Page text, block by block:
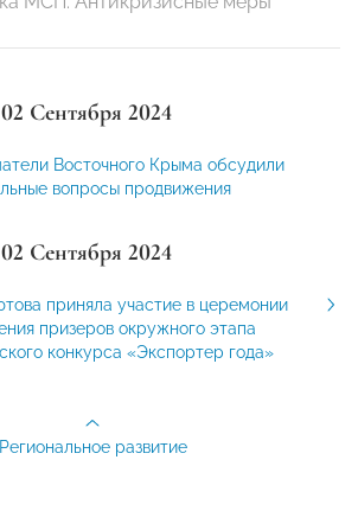
02 Сентября 2024
Восточного Крыма обсудили
вопросы продвижения
02 Сентября 2024
приняла участие в церемонии
призеров окружного этапа
конкурса «Экспортер года»
Региональное развитие